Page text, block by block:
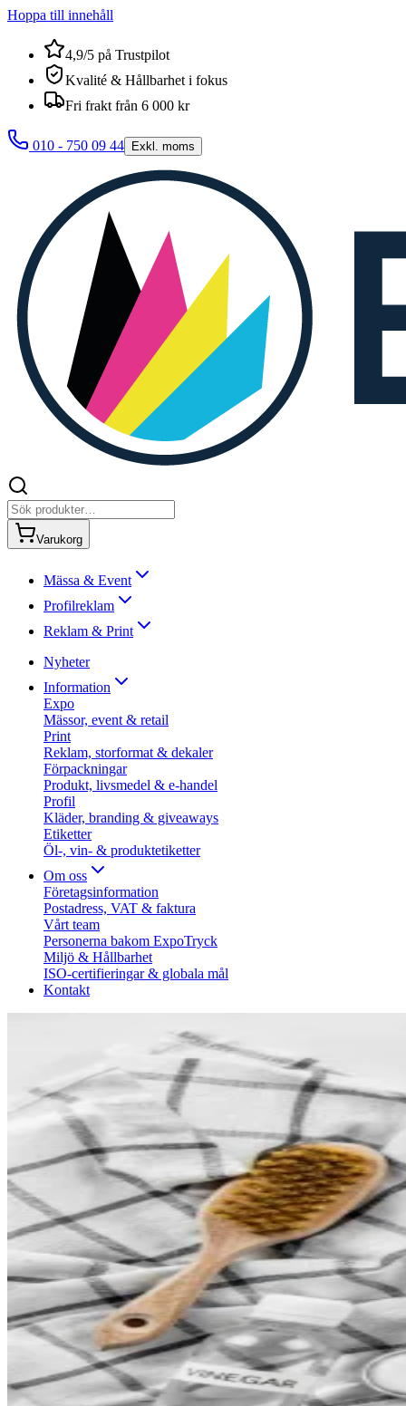
Hoppa till innehåll
4,9/5 på Trustpilot
Kvalité & Hållbarhet i fokus
Fri frakt från 6 000 kr
010 - 750 09 44 Exkl. moms
Varukorg
Mässa & Event
Profilreklam
Reklam & Print
Nyheter
Information
Expo
Mässor, event & retail
Print
Reklam, storformat & dekaler
Förpackningar
Produkt, livsmedel & e-handel
Profil
Kläder, branding & giveaways
Etiketter
Öl-, vin- & produktetiketter
Om oss
Företagsinformation
Postadress, VAT & faktura
Vårt team
Personerna bakom ExpoTryck
Miljö & Hållbarhet
ISO-certifieringar & globala mål
Kontakt